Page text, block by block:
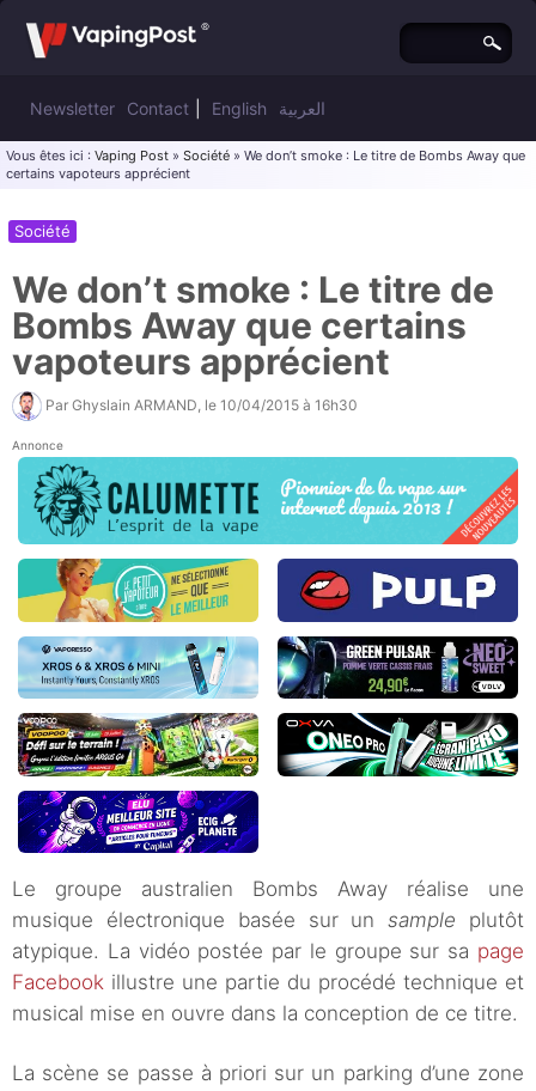
Newsletter Contact English العربية
Vous êtes ici : Vaping Post » Société » We don’t smoke : Le titre de Bombs Away que
certains vapoteurs apprécient
Société
We don’t smoke : Le titre de
Bombs Away que certains
vapoteurs apprécient
Par Ghyslain ARMAND , le 10/04/2015 à 16h30
Annonce
Le groupe australien Bombs Away réalise une
musique électronique basée sur unsample plutôt
atypique. La vidéo postée par le groupe sur sa page
Facebook illustre une partie du procédé technique et
musical mise en ouvre dans la conception de ce titre.
La scène se passe à priori sur un parking d’une zone